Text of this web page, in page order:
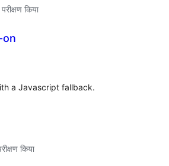
किया
on
a Javascript fallback.
किया